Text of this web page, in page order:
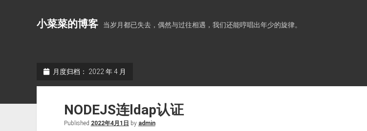
小菜菜的博客 当岁月都已失去，偶然与过往相遇，我们还能哼唱出年少的旋律。
月度归档： 2022 年 4 月
NODEJS连ldap认证
Published 2022年4月1日 by admin